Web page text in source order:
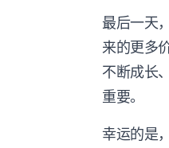
最后一天
来的更多
不断成长
重要。
幸运的是